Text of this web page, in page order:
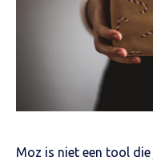
Moz is niet een tool